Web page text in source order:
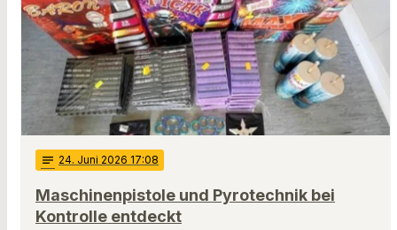
notes 24. Juni 2026 17:08
Maschinenpistole und Pyrotechnik bei
Kontrolle entdeckt